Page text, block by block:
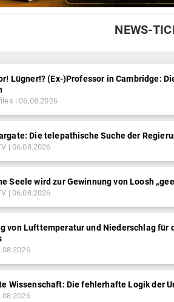
NEWS-
Lügner!? (Ex-)Professor in Cambridge:
06.08.2026
Die telepathische Suche der
06.08.2026
Seele wird zur Gewinnung von Loosh
06.08.2026
von Lufttemperatur und Niederschlag für
Wissenschaft: Die fehlerhafte Logik der